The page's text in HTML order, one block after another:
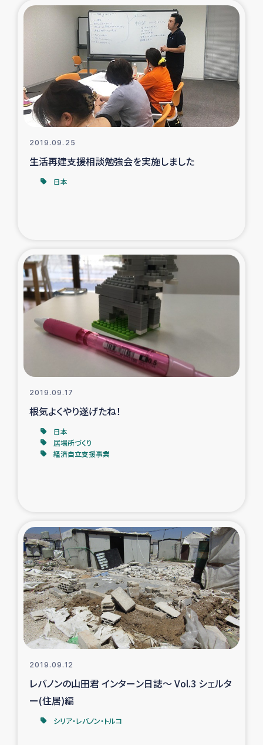
トルコ・シリア地震被災者支援
デニヤヤ小規模紅茶農家支援
コーヒー生産者支援
アイナロ県マウベシ郡でのコーヒー畑改善事業
ベイルート大規模爆発被災者支援
2019.09.25
生活再建支援相談勉強会を実施しました
日本
2019.09.17
根気よくやり遂げたね！
日本
居場所づくり
経済自立支援事業
2019.09.12
レバノンの山田君 インターン日誌～ Vol.3 シェルタ
ー(住居)編
シリア・レバノン・トルコ